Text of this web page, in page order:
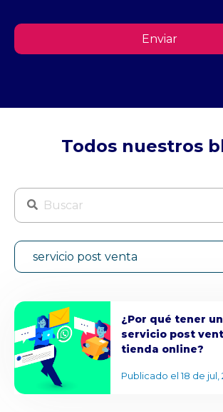
Todos nuestros
servicio post venta
Publicado el 18 de jul,
¿Por qué tener
servicio post
tienda online?